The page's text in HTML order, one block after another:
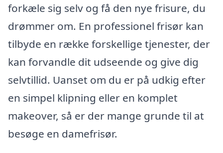
forkæle sig selv og få den nye frisure, du
drømmer om. En professionel frisør kan
tilbyde en række forskellige tjenester, der
kan forvandle dit udseende og give dig
selvtillid. Uanset om du er på udkig efter
en simpel klipning eller en komplet
makeover, så er der mange grunde til at
besøge en damefrisør.